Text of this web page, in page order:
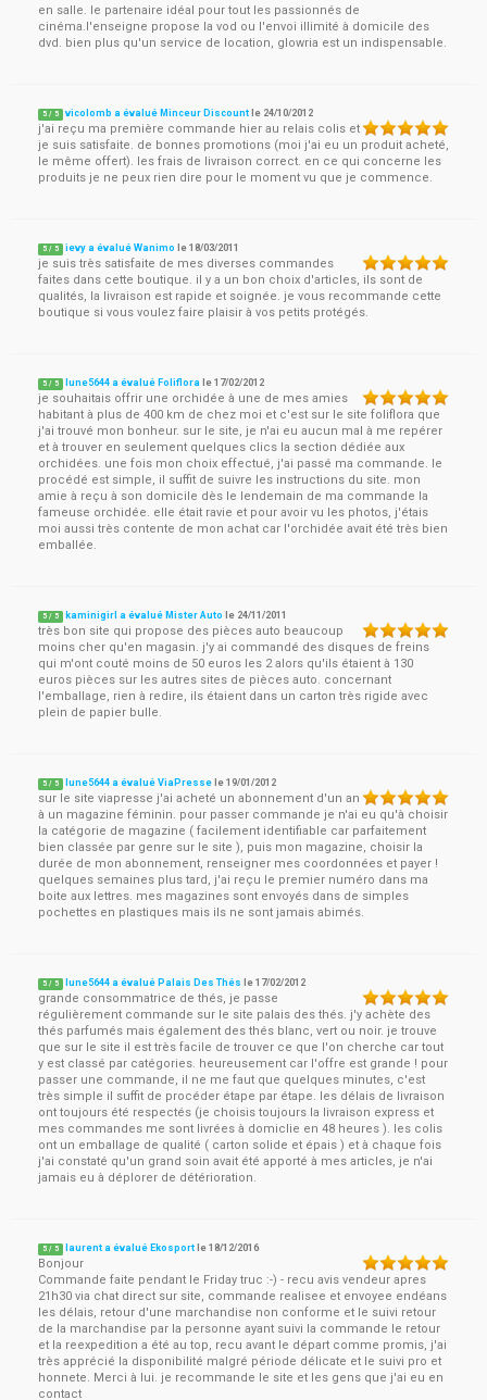
en salle. le partenaire idéal pour tout les passionnés de
cinéma.l'enseigne propose la vod ou l'envoi illimité à domicile des
dvd. bien plus qu'un service de location, glowria est un indispensable.
5 / 5 vicolomb a évalué Minceur Discount le 24/10/2012
j'ai reçu ma première commande hier au relais colis et
je suis satisfaite. de bonnes promotions (moi j'ai eu un produit acheté,
le même offert). les frais de livraison correct. en ce qui concerne les
produits je ne peux rien dire pour le moment vu que je commence.
5 / 5 ievy a évalué Wanimo le18/03/2011
je suis très satisfaite de mes diverses commandes
faites dans cette boutique. il y a un bon choix d'articles, ils sont de
qualités, la livraison est rapide et soignée. je vous recommande cette
boutique si vous voulez faire plaisir à vos petits protégés.
5 / 5 lune5644 a évalué Foliflora le17/02/2012
je souhaitais offrir une orchidée à une de mes amies
habitant à plus de 400 km de chez moi et c'est sur le site foliflora que
j'ai trouvé mon bonheur. sur le site, je n'ai eu aucun mal à me repérer
et à trouver en seulement quelques clics la section dédiée aux
orchidées. une fois mon choix effectué, j'ai passé ma commande. le
procédé est simple, il suffit de suivre les instructions du site. mon
amie à reçu à son domicile dès le lendemain de ma commande la
fameuse orchidée. elle était ravie et pour avoir vu les photos, j'étais
moi aussi très contente de mon achat car l'orchidée avait été très bien
emballée.
5 / 5 kaminigirl a évalué Mister Auto le 24/11/2011
très bon site qui propose des pièces auto beaucoup
moins cher qu'en magasin. j'y ai commandé des disques de freins
qui m'ont couté moins de 50 euros les 2 alors qu'ils étaient à 130
euros pièces sur les autres sites de pièces auto. concernant
l'emballage, rien à redire, ils étaient dans un carton très rigide avec
plein de papier bulle.
5 / 5 lune5644 a évalué ViaPresse le19/01/2012
sur le site viapresse j'ai acheté un abonnement d'un an
à un magazine féminin. pour passer commande je n'ai eu qu'à choisir
la catégorie de magazine ( facilement identifiable car parfaitement
bien classée par genre sur le site ), puis mon magazine, choisir la
durée de mon abonnement, renseigner mes coordonnées et payer !
quelques semaines plus tard, j'ai reçu le premier numéro dans ma
boite aux lettres. mes magazines sont envoyés dans de simples
pochettes en plastiques mais ils ne sont jamais abimés.
5 / 5 lune5644 a évalué Palais Des Thés le17/02/2012
grande consommatrice de thés, je passe
régulièrement commande sur le site palais des thés. j'y achète des
thés parfumés mais également des thés blanc, vert ou noir. je trouve
que sur le site il est très facile de trouver ce que l'on cherche car tout
y est classé par catégories. heureusement car l'offre est grande ! pour
passer une commande, il ne me faut que quelques minutes, c'est
très simple il suffit de procéder étape par étape. les délais de livraison
ont toujours été respectés (je choisis toujours la livraison express et
mes commandes me sont livrées à domiclie en 48 heures ). les colis
ont un emballage de qualité ( carton solide et épais ) et à chaque fois
j'ai constaté qu'un grand soin avait été apporté à mes articles, je n'ai
jamais eu à déplorer de détérioration.
5 / 5 laurent a évalué Ekosport le18/12/2016
Bonjour
Commande faite pendant le Friday truc :-) - recu avis vendeur apres
21h30 via chat direct sur site, commande realisee et envoyee endéans
les délais, retour d'une marchandise non conforme et le suivi retour
de la marchandise par la personne ayant suivi la commande le retour
et la reexpedition a été au top, recu avant le départ comme promis, j'ai
très apprécié la disponibilité malgré période délicate et le suivi pro et
honnete. Merci à lui. je recommande le site et les gens que j'ai eu en
contact